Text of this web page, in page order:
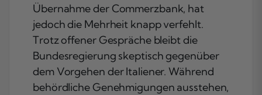
Übernahme der Commerzbank, hat
jedoch die Mehrheit knapp verfehlt.
Trotz offener Gespräche bleibt die
Bundesregierung skeptisch gegenüber
dem Vorgehen der Italiener. Während
behördliche Genehmigungen ausstehen,